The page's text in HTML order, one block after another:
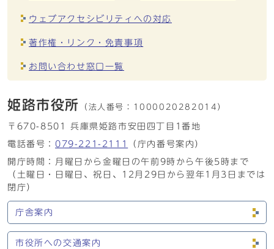
ウェブアクセシビリティへの対応
著作権・リンク・免責事項
お問い合わせ窓口一覧
姫路市役所 （法人番号： 1000020282014）
〒670-8501 兵庫県姫路市安田四丁目1番地
電話番号： 079-221-2111
（庁内番号案内）
開庁時間：月曜日から金曜日の午前9時から午後5時まで
（土曜日・日曜日、祝日、12月29日から翌年1月3日までは
閉庁）
庁舎案内
市役所への交通案内